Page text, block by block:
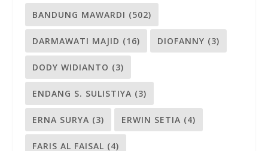
BANDUNG MAWARDI (502)
DARMAWATI MAJID (16) DIOFANNY (3)
DODY WIDIANTO (3)
ENDANG S. SULISTIYA (3)
ERNA SURYA (3) ERWIN SETIA (4)
FARIS AL FAISAL (4)